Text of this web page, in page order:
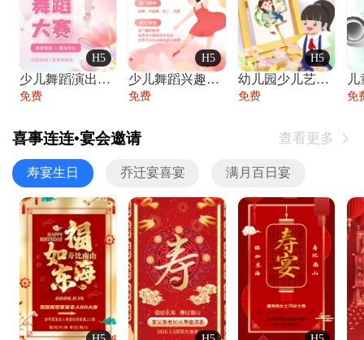
H5
少儿舞蹈演出舞蹈比赛跳舞大赛文艺汇演活动
免费
H5
少儿舞蹈兴趣班艺术培训学校招生宣传
免费
H5
幼儿园少儿艺术展览绘画展摄影作品展美术展
免费 免
喜事连连•宴会邀请 查看更多 
寿宴生日 乔迁宴喜宴 满月百日宴